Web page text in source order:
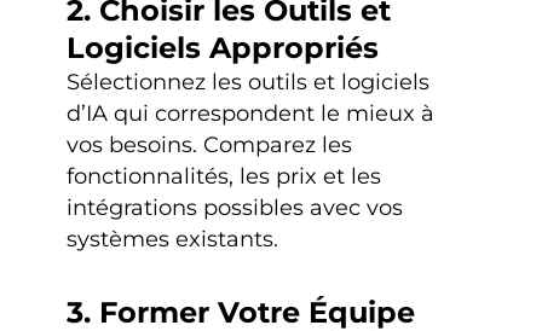
2. Choisir les Outils et
Logiciels Appropriés
Sélectionnez les outils et logiciels
d’IA qui correspondent le mieux à
vos besoins. Comparez les
fonctionnalités, les prix et les
intégrations possibles avec vos
systèmes existants.
3. Former Votre Équipe